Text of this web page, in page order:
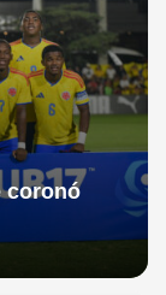
coronó